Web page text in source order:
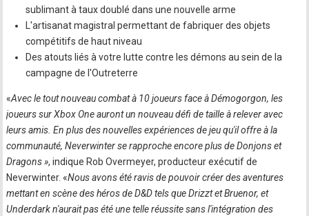
sublimant à taux doublé dans une nouvelle arme
L'artisanat magistral permettant de fabriquer des objets
compétitifs de haut niveau
Des atouts liés à votre lutte contre les démons au sein de la
campagne de l'Outreterre
«Avec le tout nouveau combat à 10 joueurs face à Démogorgon, les
joueurs sur Xbox One auront un nouveau défi de taille à relever avec
leurs amis. En plus des nouvelles expériences de jeu qu'il offre à la
communauté, Neverwinter se rapproche encore plus de Donjons et
Dragons », indique Rob Overmeyer, producteur exécutif de
Neverwinter. «Nous avons été ravis de pouvoir créer des aventures
mettant en scène des héros de D&D tels que Drizzt et Bruenor, et
Underdark n'aurait pas été une telle réussite sans l'intégration des